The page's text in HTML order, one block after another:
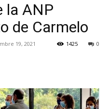
la ANP
de Carmelo
19, 2021 0
1425